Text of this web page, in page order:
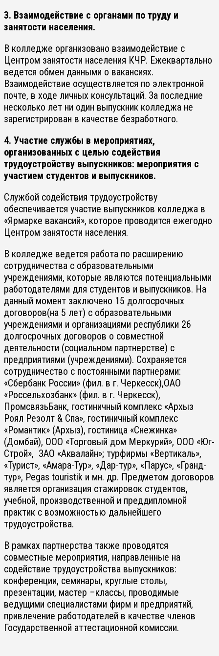
3. Взаимодействие с органами по труду и
занятости населения.
В колледже организовано взаимодействие с
Центром занятости населения КЧР. Ежеквартально
ведется обмен данными о вакансиях.
Взаимодействие осуществляется по электронной
почте, в ходе личных консультаций. За последние
несколько лет ни один выпускник колледжа не
зарегистрирован в качестве безработного.
4. Участие службы в мероприятиях,
организованных с целью содействия
трудоустройству выпускников: мероприятия с
участием студентов и выпускников.
Службой содействия трудоустройству
обеспечивается участие выпускников колледжа в
«Ярмарке вакансий», которое проводится ежегодно
Центром занятости населения.
В колледже ведется работа по расширению
сотрудничества с образовательными
учреждениями, которые являются потенциальными
работодателями для студентов и выпускников. На
данный момент заключено 15 долгосрочных
договоров(на 5 лет) с образовательными
учреждениями и организациями республики 26
долгосрочных договоров о совместной
деятельности (социальном партнерстве) с
предприятиями (учреждениями). Сохраняется
сотрудничество с постоянными партнерами:
«Сбербанк России» (фил. в г. Черкесск),ОАО
«Россельхозбанк» (фил. в г. Черкесск),
ПромсвязьБанк, гостиничный комплекс «Архыз
Роял Резолт & Спа», гостиничный комплекс
«Романтик» (Архыз), гостиница «Снежинка»
(Домбай), ООО «Торговый дом Меркурий», ООО «Юг-
Строй», ЗАО «Аквалайн»; турфирмы «Вертикаль»,
«Турист», «Амара-Тур», «Дар-тур», «Парус», «Гранд-
тур», Pegas touristik и мн. др. Предметом договоров
является организация стажировок студентов,
учебной, производственной и преддипломной
практик с возможностью дальнейшего
трудоустройства.
В рамках партнерства также проводятся
совместные мероприятия, направленные на
содействие трудоустройства выпускников:
конференции, семинары, круглые столы,
презентации, мастер –классы, проводимые
ведущими специалистами фирм и предприятий,
привлечение работодателей в качестве членов
Государственной аттестационной комиссии.